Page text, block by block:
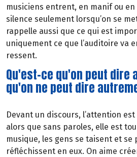
musiciens entrent, en manif ou
silence seulement lorsqu’on se
rappelle aussi que ce qui est
uniquement ce que l’auditoire va
ressent.
Qu'est-ce qu'on peut dire
qu'on ne peut dire
Devant un discours, l’attention
alors que sans paroles, elle est
musique, les gens se taisent et se
réfléchissent en eux. On aime